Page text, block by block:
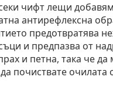
чифт лещи
антирефлексна
предотвратява
и предпазва от
и петна, така че
почиствате очилата